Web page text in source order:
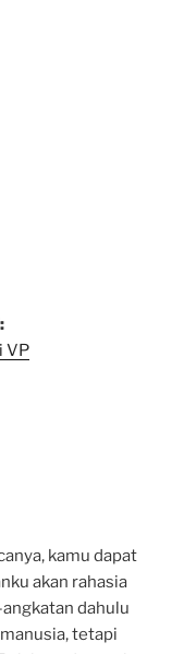
VP
kamu dapat
akan rahasia
dahulu
tetapi